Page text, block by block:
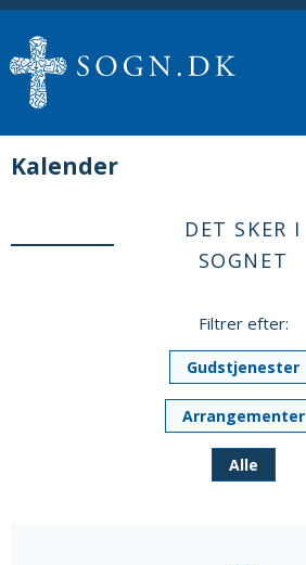
Kalender
DET SKER I
SOGNET
Filtrer efter:
Gudstjenester
Arrangementer
Alle